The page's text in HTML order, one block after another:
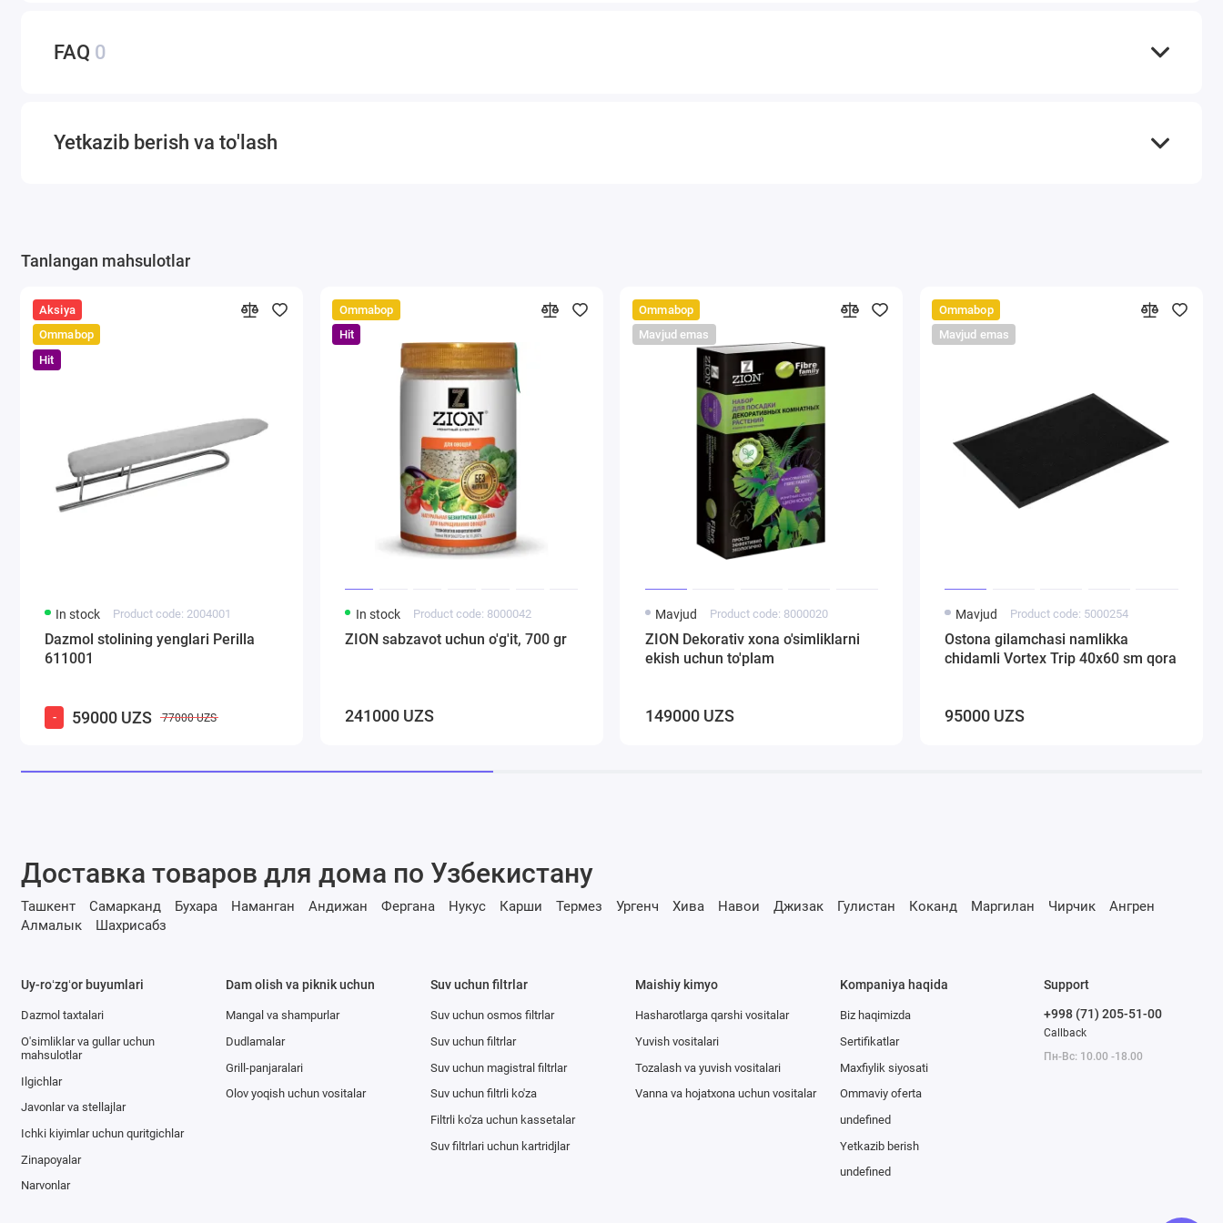
FAQ 0
Yetkazib berish va to'lash
Tanlangan mahsulotlar
Aksiya
Ommabop
Hit
In stock Product code: 2004001
Dazmol stolining yenglari Perilla
611001
- 59000 UZS 77000 UZS
Ommabop
Hit
In stock Product code: 8000042
ZION sabzavot uchun o'g'it, 700 gr
241000 UZS
Ommabop
Mavjud emas
Mavjud Product code: 8000020
ZION Dekorativ xona o'simliklarni
ekish uchun to'plam
149000 UZS
Ommabop
Mavjud emas
Mavjud Product code: 5000254
Ostona gilamchasi namlikka
chidamli Vortex Trip 40х60 sm qora
95000 UZS
Доставка товаров для дома по Узбекистану
Ташкент Самарканд Бухара Наманган Андижан Фергана Нукус Карши Термез Ургенч Хива Навои Джизак Гулистан Коканд Маргилан Чирчик
Ангрен
Алмалык
Шахрисабз
Uy-roʻzgʻor buyumlari
Dazmol taxtalari
O'simliklar va gullar uchun
mahsulotlar
Ilgichlar
Javonlar va stellajlar
Ichki kiyimlar uchun quritgichlar
Zinapoyalar
Narvonlar
Dam olish va piknik uchun
Mangal va shampurlar
Dudlamalar
Grill-panjaralari
Olov yoqish uchun vositalar
Suv uchun filtrlar
Suv uchun osmos filtrlar
Suv uchun filtrlar
Suv uchun magistral filtrlar
Suv uchun filtrli ko'za
Filtrli ko'za uchun kassetalar
Suv filtrlari uchun kartridjlar
Maishiy kimyo
Hasharotlarga qarshi vositalar
Yuvish vositalari
Tozalash va yuvish vositalari
Vanna va hojatxona uchun vositalar
Kompaniya haqida
Biz haqimizda
Sertifikatlar
Maxfiylik siyosati
Ommaviy oferta
undefined
Yetkazib berish
undefined
Support
+998 (71) 205-51-00
Callback
Пн-Вс: 10.00 -18.00